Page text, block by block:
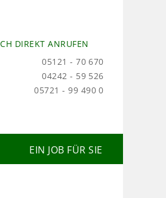
DIREKT ANRUFEN
05121 - 70 670
04242 - 59 526
05721 - 99 490 0
EIN JOB FÜR SIE